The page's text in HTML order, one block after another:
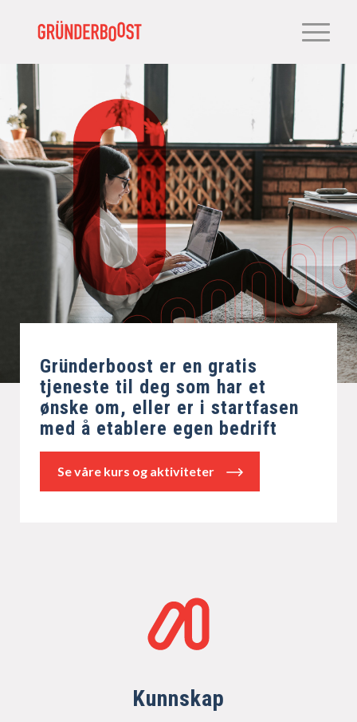
Gründerboost er en gratis
tjeneste til deg som har et
ønske om, eller er i startfasen
med å etablere egen bedrift
Se våre kurs og aktiviteter
Kunnskap